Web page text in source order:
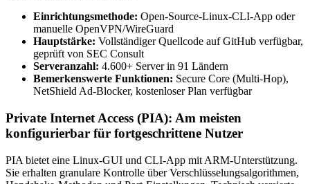
Einrichtungsmethode: Open-Source-Linux-CLI-App oder
manuelle OpenVPN/WireGuard
Hauptstärke: Vollständiger Quellcode auf GitHub verfügbar,
geprüft von SEC Consult
Serveranzahl: 4.600+ Server in 91 Ländern
Bemerkenswerte Funktionen: Secure Core (Multi-Hop),
NetShield Ad-Blocker, kostenloser Plan verfügbar
Private Internet Access (PIA): Am meisten
konfigurierbar für fortgeschrittene Nutzer
PIA bietet eine Linux-GUI und CLI-App mit ARM-Unterstützung.
Sie erhalten granulare Kontrolle über Verschlüsselungsalgorithmen,